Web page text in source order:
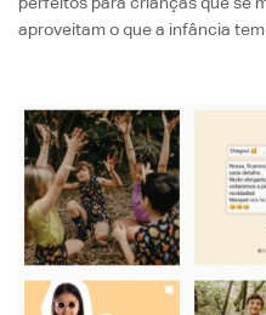
aproveitam o que a infância